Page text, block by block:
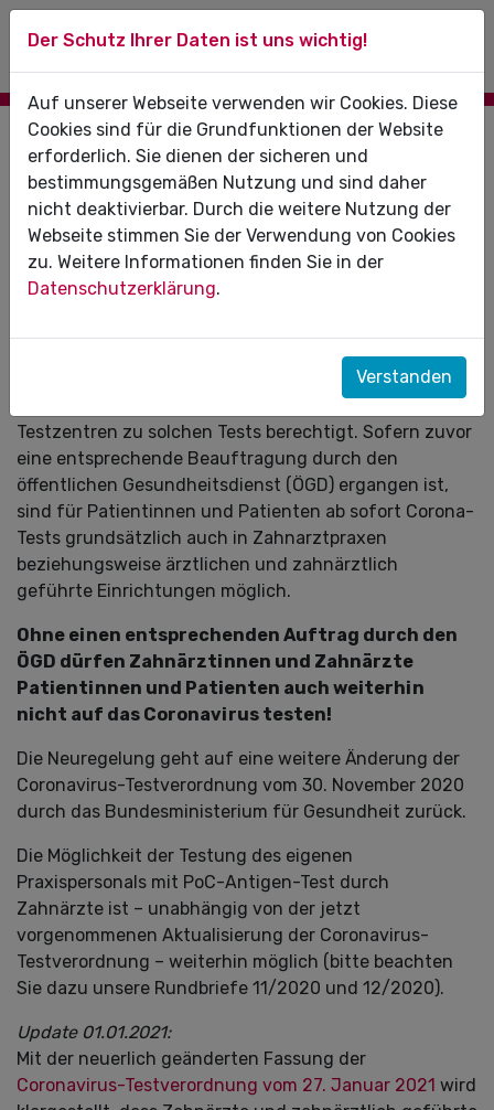
18.01.2021
Änderung der Coronavirus-
Testverordnung: ÖGD kann (!) Zahnärzte
mit Testung beauftragen
Der Kreis der Leistungserbringer im Gesundheitswesen,
ist mit Wirkung zum 16. Januar 2021 erweitert worden.
Bislang waren zum Beispiel Arztpraxen und von
Kassenärztlichen Vereinigungen betriebene
Testzentren zu solchen Tests berechtigt. Sofern zuvor
eine entsprechende Beauftragung durch den
öffentlichen Gesundheitsdienst (ÖGD) ergangen ist,
sind für Patientinnen und Patienten ab sofort Corona-
Tests grundsätzlich auch in Zahnarztpraxen
beziehungsweise ärztlichen und zahnärztlich
geführte Einrichtungen möglich.
Ohne einen entsprechenden Auftrag durch den
ÖGD dürfen Zahnärztinnen und Zahnärzte
Patientinnen und Patienten auch weiterhin
nicht auf das Coronavirus testen!
Die Neuregelung geht auf eine weitere Änderung der
Coronavirus-Testverordnung vom 30. November 2020
durch das Bundesministerium für Gesundheit zurück.
Die Möglichkeit der Testung des eigenen
Praxispersonals mit PoC-Antigen-Test durch
Zahnärzte ist – unabhängig von der jetzt
vorgenommenen Aktualisierung der Coronavirus-
Testverordnung – weiterhin möglich (bitte beachten
Sie dazu unsere Rundbriefe 11/2020 und 12/2020).
Update 01.01.2021:
Mit der neuerlich geänderten Fassung der
Coronavirus-Testverordnung vom 27. Januar 2021 wird
Der Schutz Ihrer Daten ist uns wichtig!
Auf unserer Webseite verwenden wir Cookies. Diese
Cookies sind für die Grundfunktionen der Website
erforderlich. Sie dienen der sicheren und
bestimmungsgemäßen Nutzung und sind daher
nicht deaktivierbar. Durch die weitere Nutzung der
Webseite stimmen Sie der Verwendung von Cookies
zu. Weitere Informationen finden Sie in der
Datenschutzerklärung.
Verstanden